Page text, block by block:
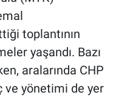
toplantının
yaşandı. Bazı
aralarında CHP
ve yönetimi de yer